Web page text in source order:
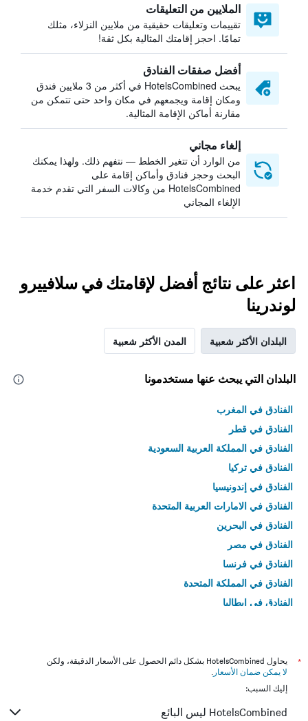
الملايين من التعليقات
تقييمات وتعليقات حقيقية من ملايين النزلاء، مثلك
تمامًا. احجز إقامتك المثالية بكل ثقة!
أفضل صفقات الفنادق
يبحث HotelsCombined في أكثر من 3 ملايين فندق
ومكان إقامة ويجمعهم في مكان واحد حتى تتمكن من
مقارنة أماكن الإقامة المثالية.
إلغاء مجاني
من الوارد أن تتغير الخطط — نتفهم ذلك. ولهذا يمكنك
البحث وحجز فنادق وأماكن إقامة على
HotelsCombined من وكالات السفر التي تقدم خدمة
الإلغاء المجاني
اعثر على نتائج أفضل لإقامتك في سلافييرو
لوندرينا
البلدان الأكثر شعبية المدن الأكثر شعبية
البلدان التي يبحث عنها مستخدمونا
الفنادق في المغرب
الفنادق في قطر
الفنادق في المملكة العربية السعودية
الفنادق في تركيا
الفنادق في إندونيسيا
الفنادق في الامارات العربية المتحدة
الفنادق في البحرين
الفنادق في مصر
الفنادق في فرنسا
الفنادق في المملكة المتحدة
الفنادق في إيطاليا
*
يحاول HotelsCombined بشكل دائم الحصول على الأسعار الدقيقة، ولكن
لا يمكن ضمان الأسعار .
إليك السبب:
HotelsCombined ليس البائع